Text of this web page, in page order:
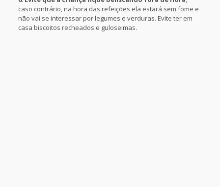
caso contrário, na hora das refeições ela estará sem fome e
não vai se interessar por legumes e verduras. Evite ter em
casa biscoitos recheados e guloseimas.